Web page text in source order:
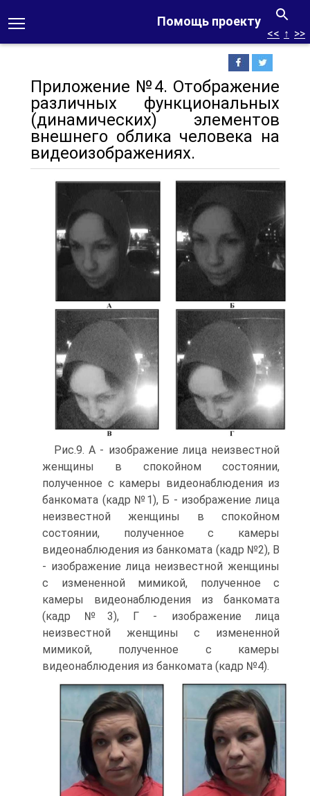
Помощь проекту
<< ↑ >>
Приложение №4. Отображение
различных функциональных
(динамических) элементов
внешнего облика человека на
видеоизображениях.
Рис.9. А - изображение лица неизвестной
женщины в спокойном состоянии,
полученное с камеры видеонаблюдения из
банкомата (кадр №1), Б - изображение лица
неизвестной женщины в спокойном
состоянии, полученное с камеры
видеонаблюдения из банкомата (кадр №2), В
- изображение лица неизвестной женщины
с измененной мимикой, полученное с
камеры видеонаблюдения из банкомата
(кадр №3), Г - изображение лица
неизвестной женщины с измененной
мимикой, полученное с камеры
видеонаблюдения из банкомата (кадр №4).